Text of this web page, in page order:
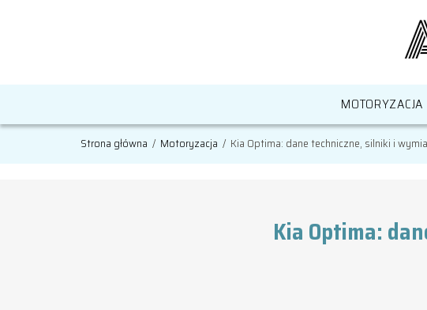
MOTORYZACJA
Strona główna / Motoryzacja / Kia Optima: dane techniczne, silniki i
Kia Optima: